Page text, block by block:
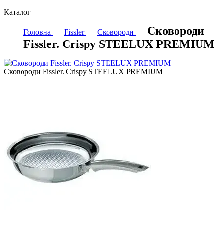
Каталог
Головна Fissler Сковороди
Сковороди
Fissler. Сrispy STEELUX PREMIUM
Сковороди Fissler. Сrispy STEELUX PREMIUM